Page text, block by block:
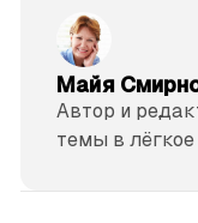
Майя
Автор и
темы в лёгкое